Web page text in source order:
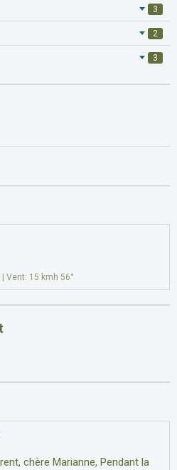
3
2
3
| Vent: 15 kmh 56°
chère Marianne, Pendant la